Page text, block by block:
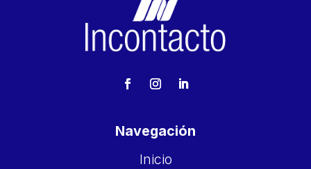
Navegación
Inicio